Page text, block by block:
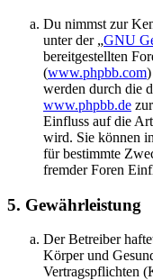
Du nimmst zur
unter der „GNU
bereitgestellten
(www.phpbb.com
werden durch die
www.phpbb.de
Einfluss auf die
wird. Sie können
für bestimmte
fremder Foren
5. Gewährleistung
Der Betreiber
Körper und
Vertragspflichten